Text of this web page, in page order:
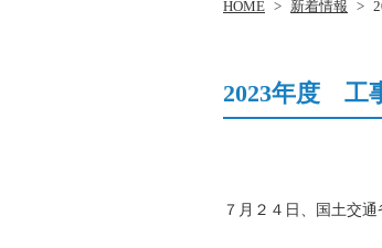
HOME > 新着情報 >
2023年度 工
７月２４日、国土交